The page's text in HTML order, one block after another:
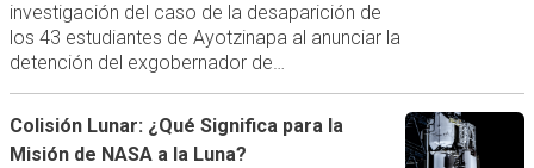
investigación del caso de la desaparición de
los 43 estudiantes de Ayotzinapa al anunciar la
detención del exgobernador de…
Colisión Lunar: ¿Qué Significa para la
Misión de NASA a la Luna?